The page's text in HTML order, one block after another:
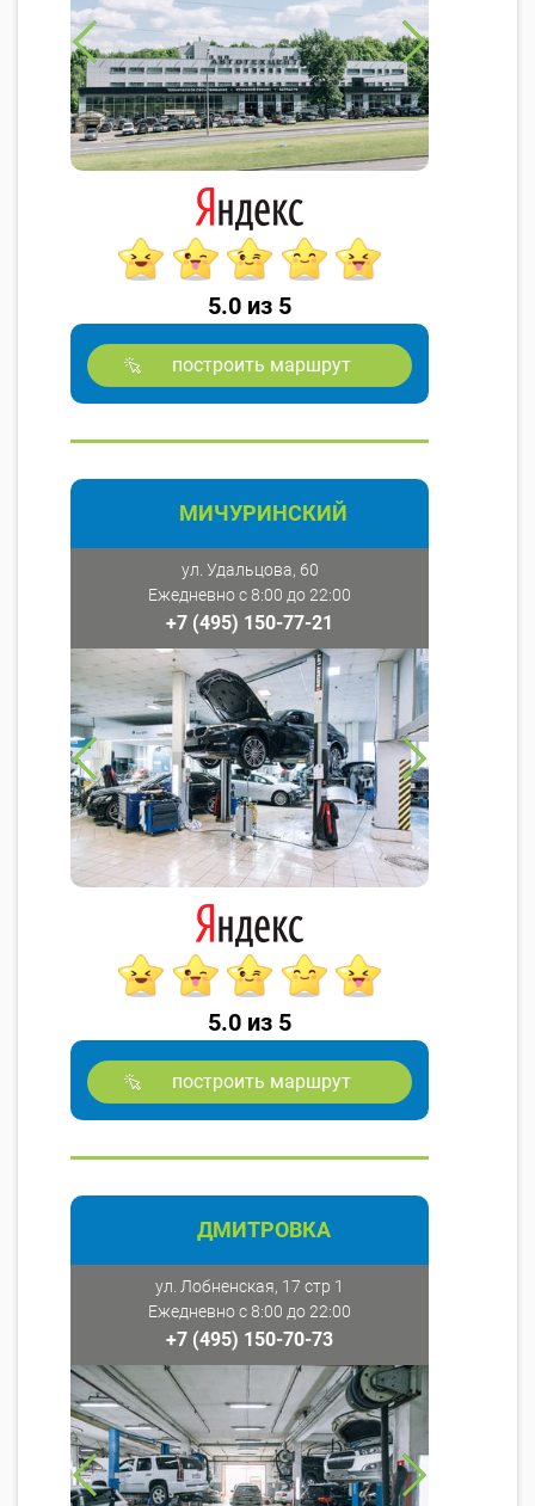
5.0 из 5
построить маршрут
МИЧУРИНСКИЙ
ул. Удальцова, 60
Ежедневно с 8:00 до 22:00
+7 (495) 150-77-21
5.0 из 5
построить маршрут
ДМИТРОВКА
ул. Лобненская, 17 стр 1
Ежедневно с 8:00 до 22:00
+7 (495) 150-70-73